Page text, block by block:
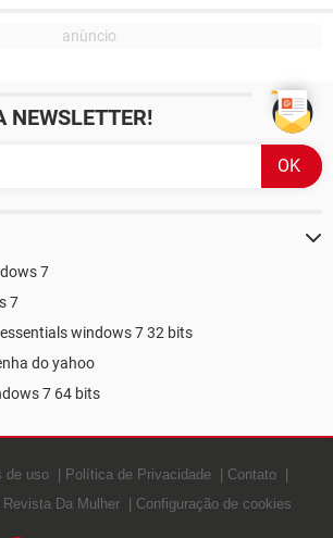
NEWSLETTER!
7
7
windows 7 32 bits
do yahoo
7 64 bits
de uso Política de Privacidade
Contato
Revista Da Mulher Configuração de cookies